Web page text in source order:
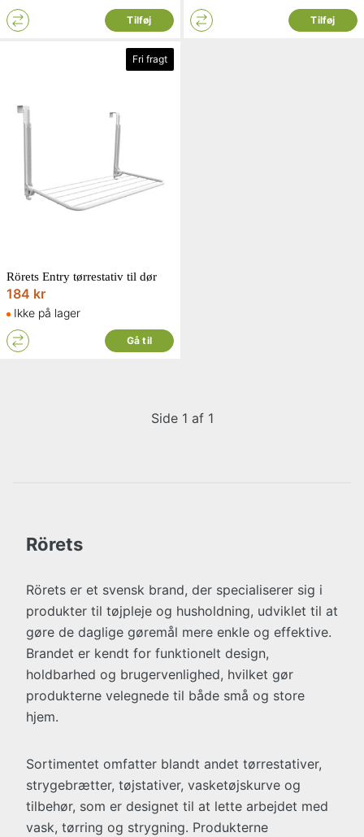
Tilføj Tilføj
Fri fragt
Rörets Entry tørrestativ til dør
184 kr
Ikke på lager
Gå til
Side 1 af 1
Rörets
Rörets er et svensk brand, der specialiserer sig i
produkter til tøjpleje og husholdning, udviklet til at
gøre de daglige gøremål mere enkle og effektive.
Brandet er kendt for funktionelt design,
holdbarhed og brugervenlighed, hvilket gør
produkterne velegnede til både små og store
hjem.
Sortimentet omfatter blandt andet tørrestativer,
strygebrætter, tøjstativer, vasketøjskurve og
tilbehør, som er designet til at lette arbejdet med
vask, tørring og strygning. Produkterne